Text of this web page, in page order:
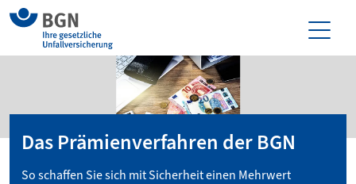
Das Prämienverfahren der BGN
So schaffen Sie sich mit Sicherheit einen Mehrwert